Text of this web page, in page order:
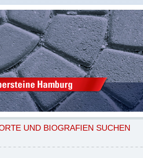
UND BIOGRAFIEN SUCHEN